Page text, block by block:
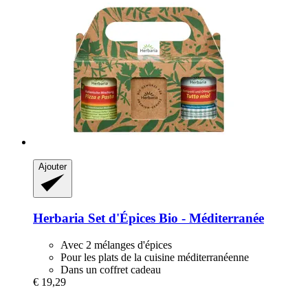
Ajouter
Herbaria Set d'Épices Bio -​ Méditerranée
Avec 2 mélanges d'épices
Pour les plats de la cuisine méditerranéenne
Dans un coffret cadeau
€ 19,29